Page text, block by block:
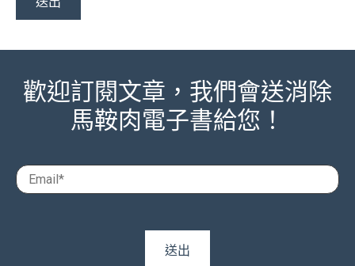
歡迎訂閱文章，我們會送消除
馬鞍肉電子書給您！